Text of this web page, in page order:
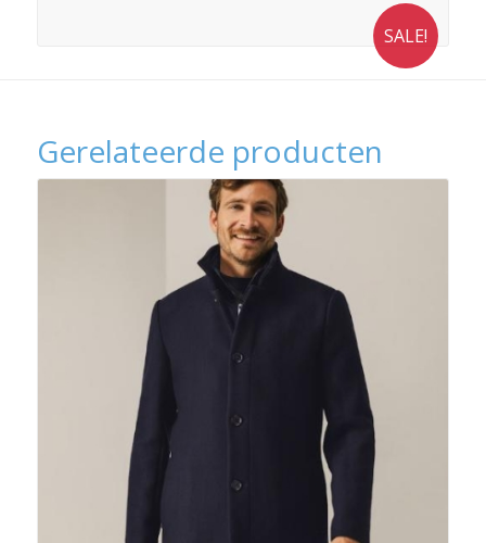
SALE!
Gerelateerde producten